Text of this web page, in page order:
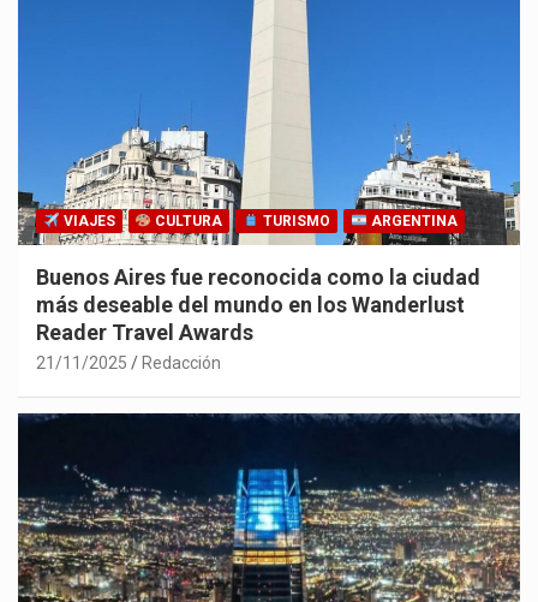
VIAJES CULTURA TURISMO ARGENTINA
Buenos Aires fue reconocida como la ciudad
más deseable del mundo en los Wanderlust
Reader Travel Awards
21/11/2025 Redacción